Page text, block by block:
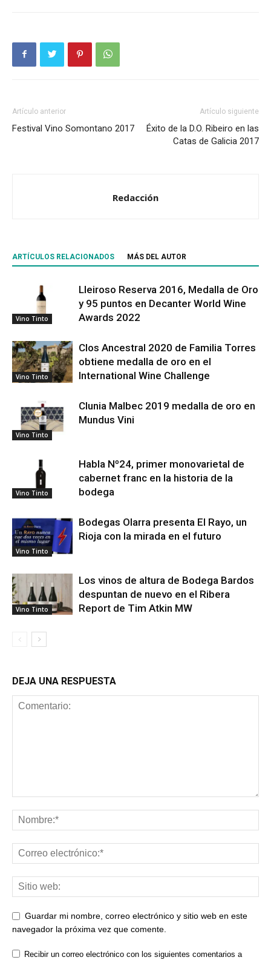
Artículo anterior
Festival Vino Somontano 2017
Artículo siguiente
Éxito de la D.O. Ribeiro en las
Catas de Galicia 2017
Redacción
ARTÍCULOS RELACIONADOS MÁS DEL AUTOR
Vino Tinto
Lleiroso Reserva 2016, Medalla de Oro
y 95 puntos en Decanter World Wine
Awards 2022
Vino Tinto
Clos Ancestral 2020 de Familia Torres
obtiene medalla de oro en el
International Wine Challenge
Vino Tinto
Clunia Malbec 2019 medalla de oro en
Mundus Vini
Vino Tinto
Habla Nº24, primer monovarietal de
cabernet franc en la historia de la
bodega
Vino Tinto
Bodegas Olarra presenta El Rayo, un
Rioja con la mirada en el futuro
Vino Tinto
Los vinos de altura de Bodega Bardos
despuntan de nuevo en el Ribera
Report de Tim Atkin MW
DEJA UNA RESPUESTA
Guardar mi nombre, correo electrónico y sitio web en este
navegador la próxima vez que comente.
Recibir un correo electrónico con los siguientes comentarios a